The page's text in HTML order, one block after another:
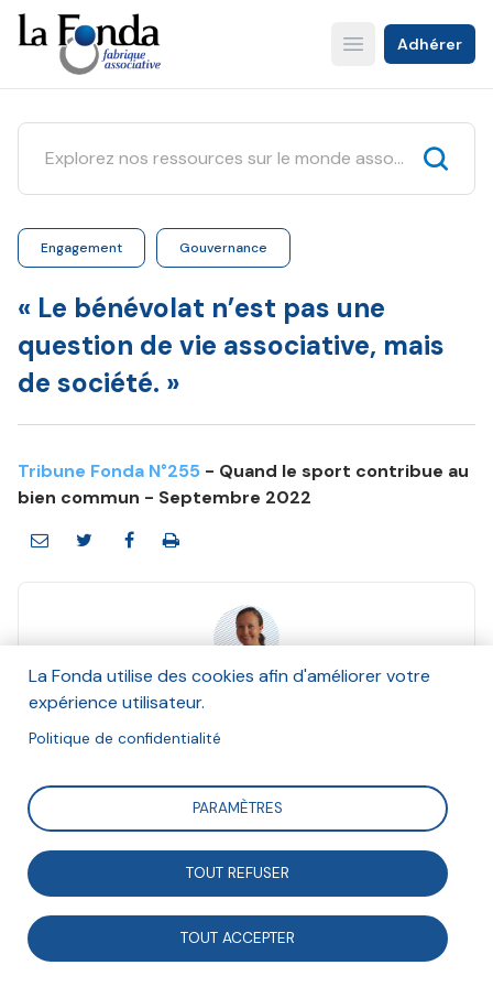
Aller
au
contenu
principal
Open main menu
Adhérer
Engagement Gouvernance
« Le bénévolat n’est pas une
question de vie associative, mais
de société. »
Tribune Fonda N°255 - Quand le sport contribue au
bien commun - Septembre 2022
Stéphanie Andrieux
Et Anna Maheu
Septembre 2022
Suivre
Fondatrice de Benenova, Stéphanie Andrieux
accompagne depuis plus de 20 ans des citoyens dans
leurs envies d’engagement et des associations dans la
La Fonda utilise des cookies afin d'améliorer votre
expérience utilisateur.
Politique de confidentialité
PARAMÈTRES
TOUT REFUSER
TOUT ACCEPTER